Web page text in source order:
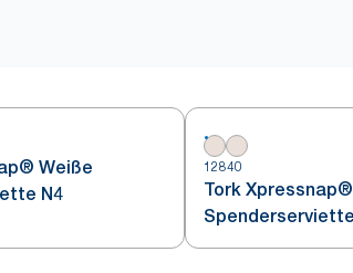
Weiße
N4
12840
Tork